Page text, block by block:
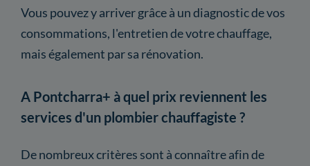
Vous pouvez y arriver grâce à un diagnostic de vos
consommations, l'entretien de votre chauffage,
mais également par sa rénovation.
A Pontcharra+ à quel prix reviennent les
services d'un plombier chauffagiste ?
De nombreux critères sont à connaître afin de